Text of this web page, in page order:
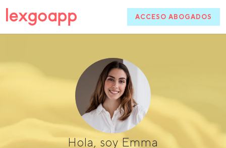
ACCESO ABOGADOS
Hola, soy Emma